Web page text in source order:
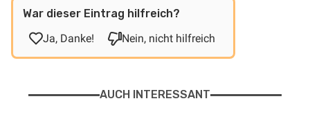
War dieser Eintrag hilfreich?
Ja, Danke!
Nein, nicht hilfreich
AUCH INTERESSANT